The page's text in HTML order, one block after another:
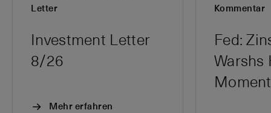
Letter
Investment Letter
8/26
Mehr erfahren
Kommentar
Fed:
Warshs
Moment